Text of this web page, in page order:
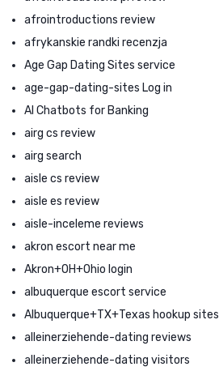
afrointroductions review
afrykanskie randki recenzja
Age Gap Dating Sites service
age-gap-dating-sites Log in
AI Chatbots for Banking
airg cs review
airg search
aisle cs review
aisle es review
aisle-inceleme reviews
akron escort near me
Akron+OH+Ohio login
albuquerque escort service
Albuquerque+TX+Texas hookup sites
alleinerziehende-dating reviews
alleinerziehende-dating visitors